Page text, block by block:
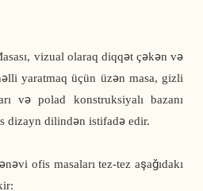
vizual olaraq diqqət çəkən və
yaratmaq üçün üzən masa, gizli
və polad konstruksiyalı bazanı
dizayn dilindən istifadə edir.
ofis masaları tez-tez aşağıdakı